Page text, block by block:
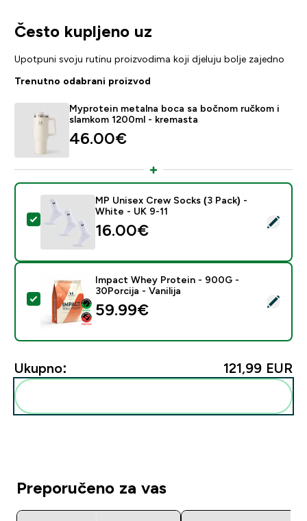
Često kupljeno uz
Upotpuni svoju rutinu proizvodima koji djeluju bolje zajedno
Trenutno odabrani proizvod
Myprotein metalna boca sa bočnom ručkom i
slamkom 1200ml - kremasta
46.00€‎
Odaberi ovaj proizvod - MP Unisex Crew Socks (3
MP Unisex Crew Socks (3 Pack) -
White - UK 9-11
16.00€‎
Odaberi ovaj proizvod - Impact Whey Protein - 900G
Impact Whey Protein - 900G -
30Porcija - Vanilija
59.99€‎
Ukupno: 121,99 EUR‎
Preporučeno za vas